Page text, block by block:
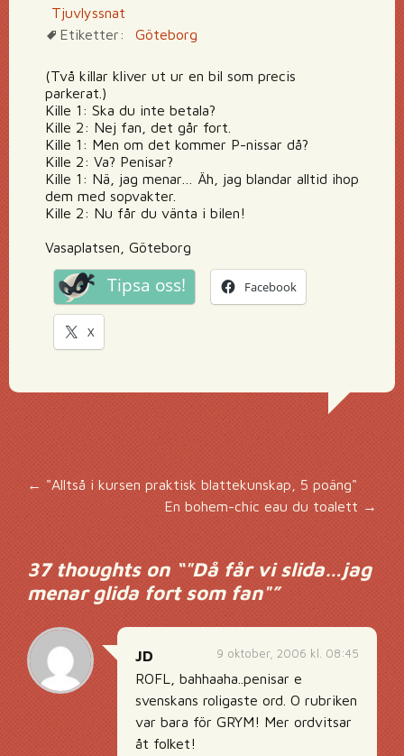
Tjuvlyssnat
Etiketter:
Göteborg
(Två killar kliver ut ur en bil som precis
parkerat.)
Kille 1: Ska du inte betala?
Kille 2: Nej fan, det går fort.
Kille 1: Men om det kommer P-nissar då?
Kille 2: Va? Penisar?
Kille 1: Nä, jag menar… Äh, jag blandar alltid ihop
dem med sopvakter.
Kille 2: Nu får du vänta i bilen!
Vasaplatsen, Göteborg
Tipsa oss! Facebook
X
Inläggsnavigering
← "Alltså i kursen praktisk blattekunskap, 5 poäng"
En bohem-chic eau du toalett →
37 thoughts on “"Då får vi slida…jag
menar glida fort som fan"”
9 oktober, 2006 kl. 08:45
JD
ROFL, bahhaaha..penisar e
svenskans roligaste ord. O rubriken
var bara för GRYM! Mer ordvitsar
åt folket!